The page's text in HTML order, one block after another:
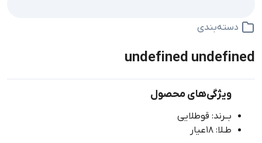
دسته‌بندی
undefined undefined
ویژگی‌های محصول
بــرند: قوطلایی
طـلا: 18عیار